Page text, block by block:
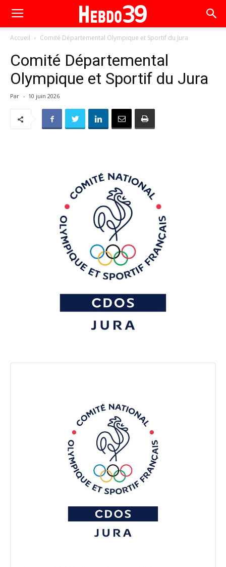
Accueil Comité Départemental Olympique et Sportif du Jura
Comité Départemental
Olympique et Sportif du Jura
Par - 10 juin 2026